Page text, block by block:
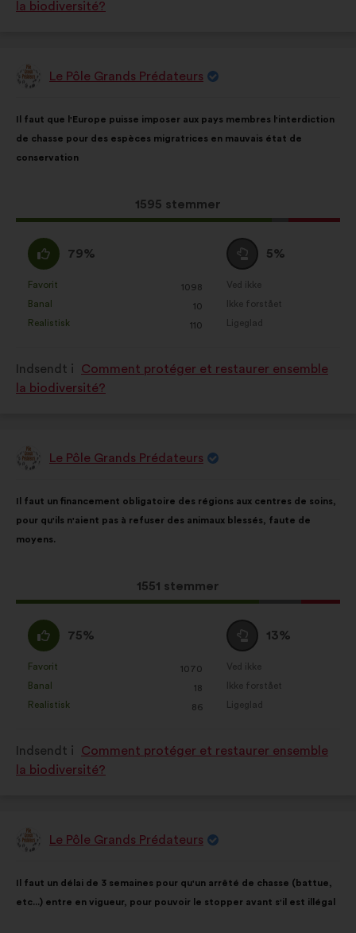
la biodiversité?
Forslag
Le Pôle Grands Prédateurs
indhold:
Il faut que l'Europe puisse imposer aux pays membres l'interdiction
de chasse pour des espèces migratrices en mauvais état de
conservation
Dette
forslag
1595 stemmer
følgende
fordeling:
Enig
:
79%
som:
Favorit
: 1098
gang
Banal
: 10
gang
Realistisk
: 110
gang
Neutral
:
5%
som:
Ved ikke
:gang
Ikke forstået
:gang
Ligeglad
:gang
Indsendt i
Comment protéger et restaurer ensemble
la biodiversité?
Forslag
Le Pôle Grands Prédateurs
indhold:
Il faut un financement obligatoire des régions aux centres de soins,
pour qu'ils n'aient pas à refuser des animaux blessés, faute de
moyens.
Dette
forslag
1551 stemmer
følgende
fordeling:
Enig
:
75%
som:
Favorit
: 1070
gang
Banal
: 18
gang
Realistisk
: 86
gang
Neutral
:
13%
som:
Ved ikke
:gang
Ikke forstået
:gang
Ligeglad
:gang
Indsendt i
Comment protéger et restaurer ensemble
la biodiversité?
Forslag
Le Pôle Grands Prédateurs
indhold:
Il faut un délai de 3 semaines pour qu'un arrêté de chasse (battue,
etc...) entre en vigueur, pour pouvoir le stopper avant s'il est illégal
følgende
fordeling: